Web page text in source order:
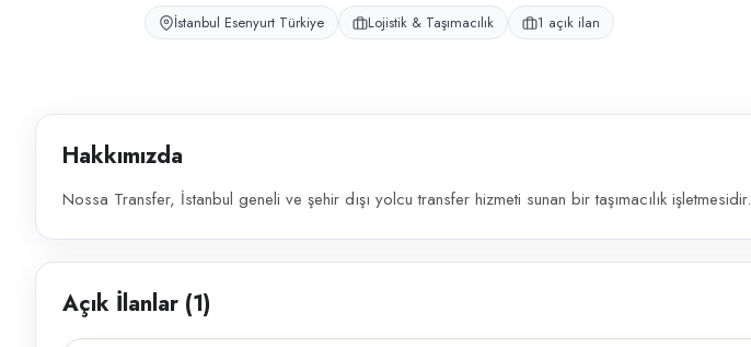
İstanbul Esenyurt Türkiye Lojistik & Taşımacılık 1 açık ilan
Hakkımızda
Nossa Transfer, İstanbul geneli ve şehir dışı yolcu transfer hizmeti sunan bir taşımacılık işletmesidir.
Açık İlanlar (1)